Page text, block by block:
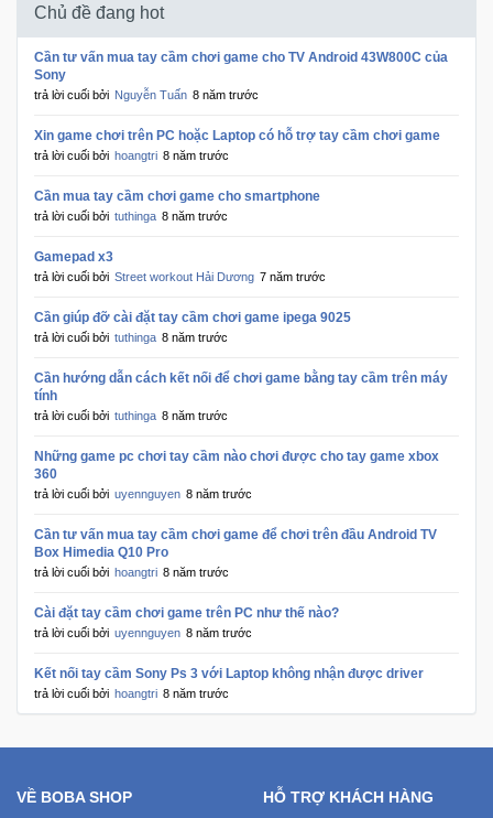
Nhà
Cửa
Sống
Máy
Thiết
Văn
Phòng
Sức
Làm
Đẹp
Thiết
Dụng
Thể
Thao
Chủ đề đang hot
Cần tư vấn mua tay cầm chơi game cho TV Android 43W800C của
Sony
trả lời cuối bởi Nguyễn Tuấn 8 năm trước
Xin game chơi trên PC hoặc Laptop có hỗ trợ tay cầm chơi game
trả lời cuối bởi hoangtri 8 năm trước
Cần mua tay cầm chơi game cho smartphone
trả lời cuối bởi tuthinga 8 năm trước
Gamepad x3
trả lời cuối bởi Street workout Hải Dương 7 năm trước
Cần giúp đỡ cài đặt tay cầm chơi game ipega 9025
trả lời cuối bởi tuthinga 8 năm trước
Cần hướng dẫn cách kết nối để chơi game bằng tay cầm trên máy
tính
trả lời cuối bởi tuthinga 8 năm trước
Những game pc chơi tay cầm nào chơi được cho tay game xbox
360
trả lời cuối bởi uyennguyen 8 năm trước
Cần tư vấn mua tay cầm chơi game để chơi trên đầu Android TV
Box Himedia Q10 Pro
trả lời cuối bởi hoangtri 8 năm trước
Cài đặt tay cầm chơi game trên PC như thế nào?
trả lời cuối bởi uyennguyen 8 năm trước
Kết nối tay cầm Sony Ps 3 với Laptop không nhận được driver
trả lời cuối bởi hoangtri 8 năm trước
VỀ BOBA SHOP HỖ TRỢ KHÁCH HÀNG